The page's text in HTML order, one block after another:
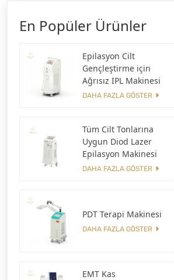
En Popüler Ürünler
Epilasyon Cilt
Gençleştirme için
Ağrısız IPL Makinesi
DAHA FAZLA GÖSTER
Tüm Cilt Tonlarına
Uygun Diod Lazer
Epilasyon Makinesi
DAHA FAZLA GÖSTER
PDT Terapi Makinesi
DAHA FAZLA GÖSTER
EMT Kas